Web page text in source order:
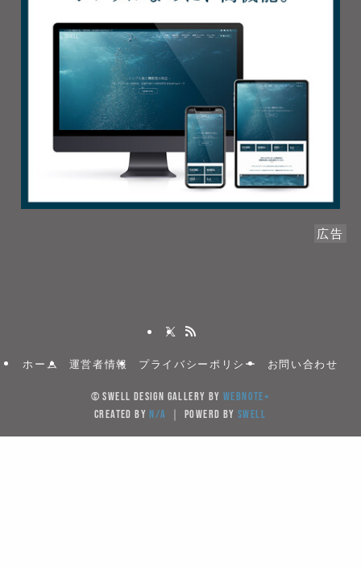
広告
ホーム 運営者情報 プライバシーポリシー お問い合わせ
© SWELL DESIGN GALLERY byWebNote+
created byN/A ｜ powerd by SWELL